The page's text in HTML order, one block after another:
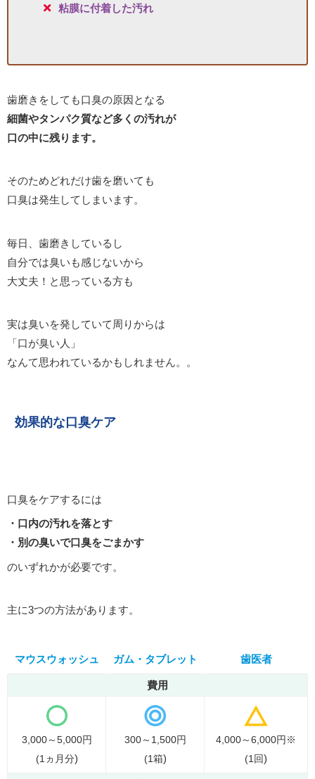
粘膜に付着した汚れ
歯磨きをしても口臭の原因となる
細菌やタンパク質など多くの汚れが
口の中に残ります。
そのためどれだけ歯を磨いても
口臭は発生してしまいます。
毎日、歯磨きしているし
自分では臭いも感じないから
大丈夫！と思っている方も
実は臭いを発していて周りからは
「口が臭い人」
なんて思われているかもしれません。。
効果的な口臭ケア
口臭をケアするには
・口内の汚れを落とす
・別の臭いで口臭をごまかす
のいずれかが必要です。
主に3つの方法があります。
マウスウォッシュ ガム・タブレット 歯医者
費用
3,000～5,000円
(1ヵ月分)
300～1,500円
(1箱)
4,000～6,000円 ※
(1回)